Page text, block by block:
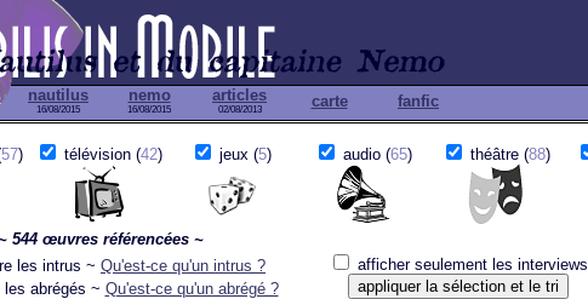
nautilus
16/08/2015
nemo
16/08/2015
articles
02/08/2013 carte fanfic
57) télévision (42) jeux (5) audio (65) théâtre (88)
544 œuvres référencées ~
les intrus ~ Qu'est-ce qu'un intrus ?
les abrégés ~ Qu'est-ce qu'un abrégé ?
afficher seulement les interviews